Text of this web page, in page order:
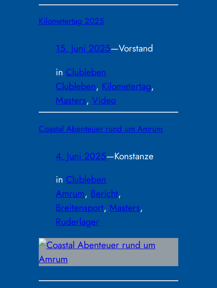
Kilometertag 2025
15. Juni 2025—Vorstand
in Clubleben
Clubleben, Kilometertag
Masters, Video
Coastal Abenteuer rund um Amrum
4. Juni 2025—Konstanze
in Clubleben
Amrum, Bericht
Breitensport, Masters
Ruderlager